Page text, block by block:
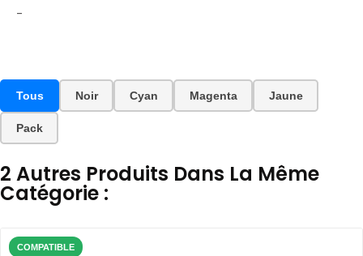
-
Tous Noir Cyan Magenta Jaune
Pack
2 Autres Produits Dans La Même
Catégorie :
COMPATIBLE